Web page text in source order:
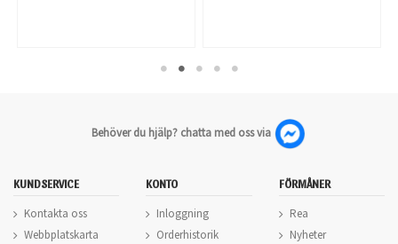
Behöver du hjälp? chatta med oss via
KUNDSERVICE
Kontakta oss
Webbplatskarta
KONTO
Inloggning
Orderhistorik
FÖRMÅNER
Rea
Nyheter